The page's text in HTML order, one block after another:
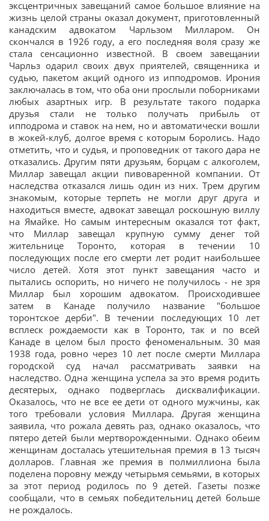
эксцентричных завещаний самое большое влияние на
жизнь целой страны оказал документ, приготовленный
канадским адвокатом Чарльзом Милларом. Он
скончался в 1926 году, а его последняя воля сразу же
стала сенсационно известной. В своем завещании
Чарльз одарил своих двух приятелей, священника и
судью, пакетом акций одного из ипподромов. Ирония
заключалась в том, что оба они прослыли поборниками
любых азартных игр. В результате такого подарка
друзья стали не только получать прибыль от
ипподрома и ставок на нем, но и автоматически вошли
в жокей-клуб, долгое время с которым боролись. Надо
отметить, что и судья, и проповедник от такого дара не
отказались. Другим пяти друзьям, борцам с алкоголем,
Миллар завещал акции пивоваренной компании. От
наследства отказался лишь один из них. Трем другим
знакомым, которые терпеть не могли друг друга и
находиться вместе, адвокат завещал роскошную виллу
на Ямайке. Но самым интересным оказался тот факт,
что Миллар завещал крупную сумму денег той
жительнице Торонто, которая в течении 10
последующих после его смерти лет родит наибольшее
число детей. Хотя этот пункт завещания часто и
пытались оспорить, но ничего не получилось - не зря
Миллар был хорошим адвокатом. Происходившее
затем в Канаде получило название "большое
торонтское дерби". В течении последующих 10 лет
всплеск рождаемости как в Торонто, так и по всей
Канаде в целом был просто феноменальным. 30 мая
1938 года, ровно через 10 лет после смерти Миллара
городской суд начал рассматривать заявки на
наследство. Одна женщина успела за это время родить
десятерых, однако подверглась дисквалификации.
Оказалось, что не все ее дети от одного мужчины, как
того требовали условия Миллара. Другая женщина
заявила, что рожала девять раз, однако оказалось, что
пятеро детей были мертворожденными. Однако обеим
женщинам досталась утешительная премия в 13 тысяч
долларов. Главная же премия в полмиллиона была
поделена поровну между четырьмя семьями, в которых
за этот период родилось по 9 детей. Газеты позже
сообщали, что в семьях победительниц детей больше
не рождалось.